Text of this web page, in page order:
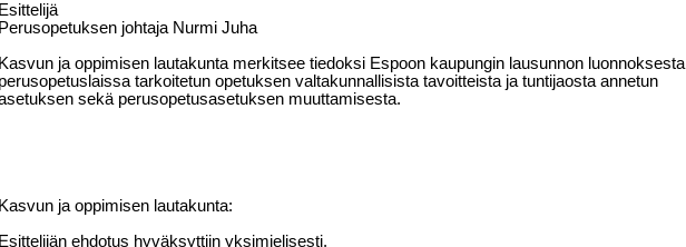
Esittelijä
Perusopetuksen johtaja Nurmi Juha
Kasvun ja oppimisen lautakunta merkitsee tiedoksi Espoon kaupungin lausunnon luonnoksesta
perusopetuslaissa tarkoitetun opetuksen valtakunnallisista tavoitteista ja tuntijaosta annetun
sekä perusopetusasetuksen muuttamisesta.
Kasvun ja oppimisen lautakunta:
Esittelijän ehdotus hyväksyttiin yksimielisesti.